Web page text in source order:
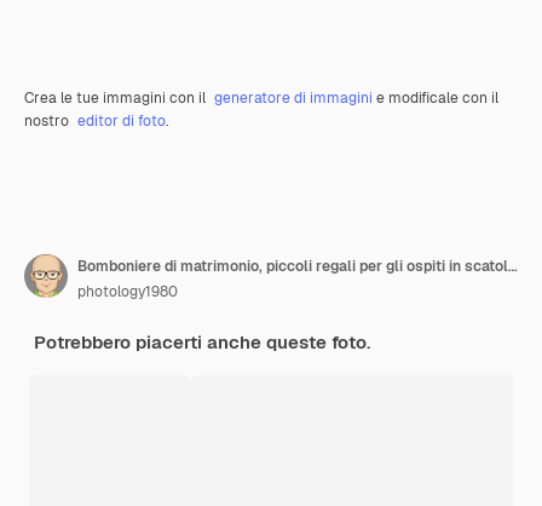
Crea le tue immagini con il generatore di immagini e modificale con il
nostro editor di foto.
Bomboniere di matrimonio, piccoli regali per gli ospiti in scatole bianche vintage di carta con nastri in cima
photology1980
Potrebbero piacerti anche queste foto.